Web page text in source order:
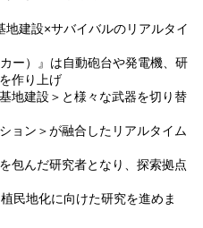
建設×サバイバルのリアルタイ
ー）』は自動砲台や発電機、研
作り上げ
地建設＞と様々な武器を切り替
ョン＞が融合したリアルタイム
包んだ研究者となり、探索拠点
民地化に向けた研究を進めま